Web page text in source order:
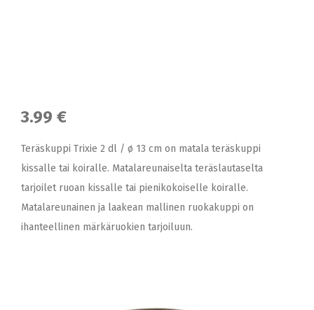
3.99 €
Teräskuppi Trixie 2 dl / ø 13 cm on matala teräskuppi
kissalle tai koiralle. Matalareunaiselta teräslautaselta
tarjoilet ruoan kissalle tai pienikokoiselle koiralle.
Matalareunainen ja laakean mallinen ruokakuppi on
ihanteellinen märkäruokien tarjoiluun.